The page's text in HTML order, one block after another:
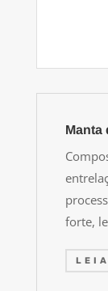
Manta
forte,